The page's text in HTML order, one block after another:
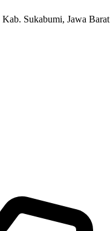
Sukabumi, Jawa Barat